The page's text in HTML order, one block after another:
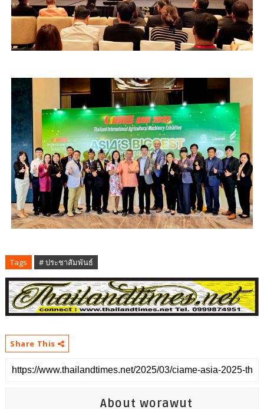
Tags # ประชาสัมพันธ์
Share This
About worawut